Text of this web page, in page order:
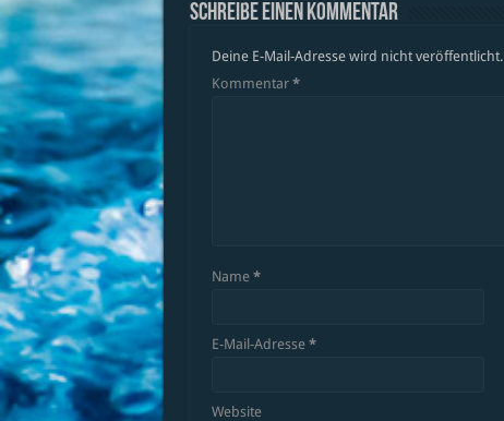
Schreibe einen Kommentar
Deine E-Mail-Adresse wird nicht veröffentlicht.
Kommentar *
Name *
E-Mail-Adresse *
Website